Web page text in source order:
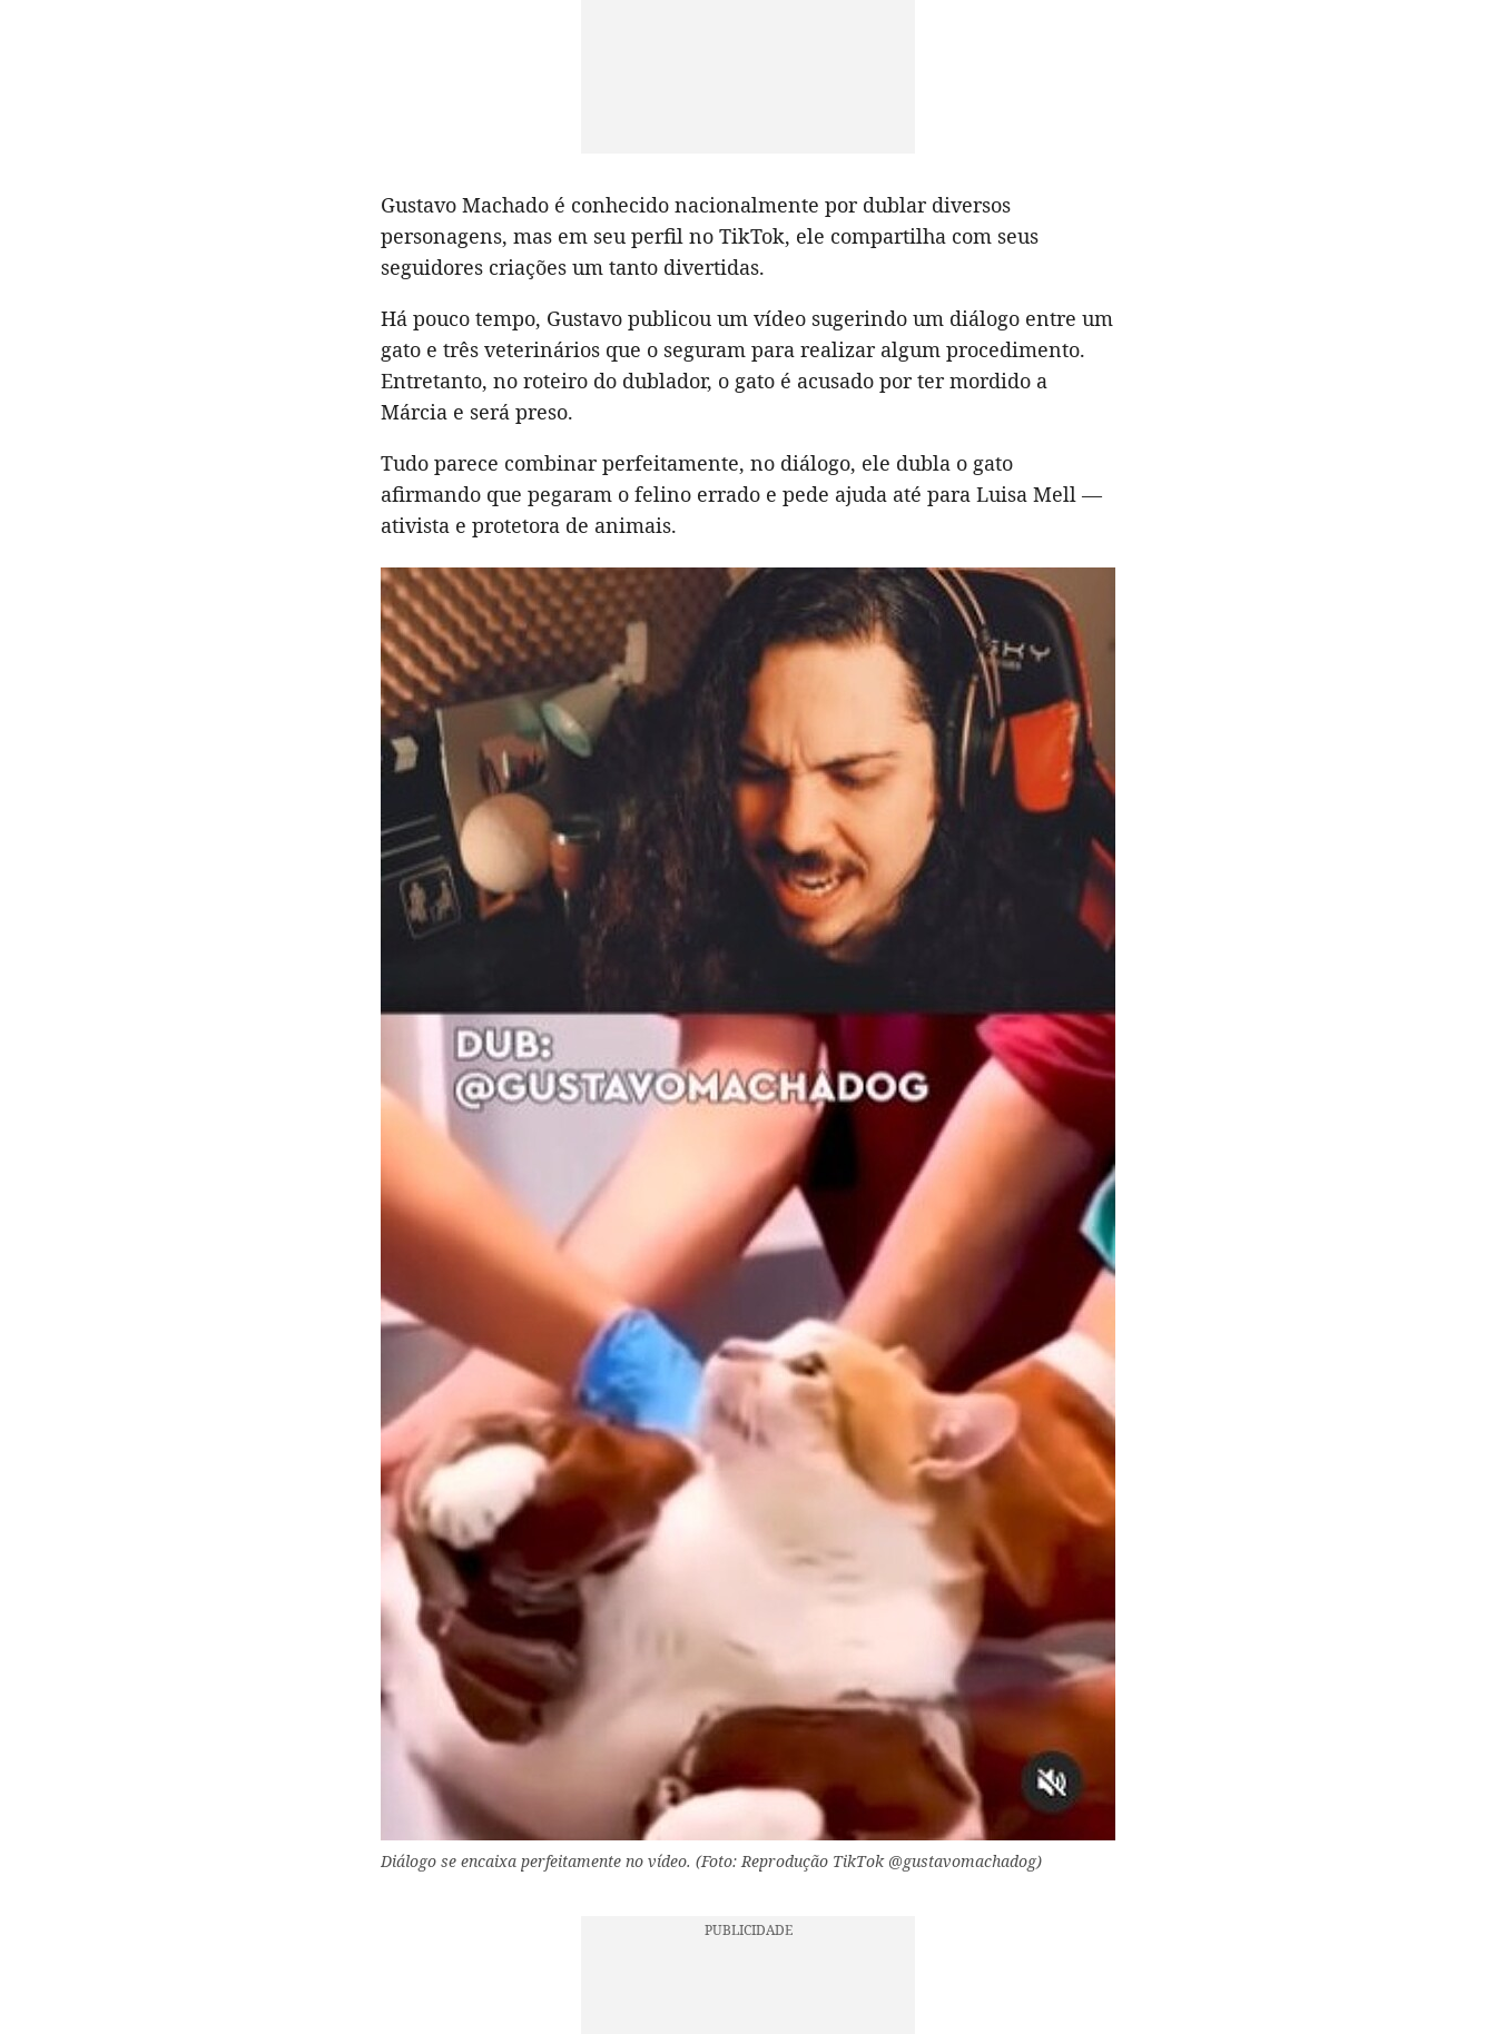
Gustavo Machado é conhecido nacionalmente por dublar diversos
personagens, mas em seu perfil no TikTok, ele compartilha com seus
seguidores criações um tanto divertidas.
Há pouco tempo, Gustavo publicou um vídeo sugerindo um diálogo entre um
gato e três veterinários que o seguram para realizar algum procedimento.
Entretanto, no roteiro do dublador, o gato é acusado por ter mordido a
Márcia e será preso.
Tudo parece combinar perfeitamente, no diálogo, ele dubla o gato
afirmando que pegaram o felino errado e pede ajuda até para Luisa Mell —
ativista e protetora de animais.
Diálogo se encaixa perfeitamente no vídeo. (Foto: Reprodução TikTok @gustavomachadog)